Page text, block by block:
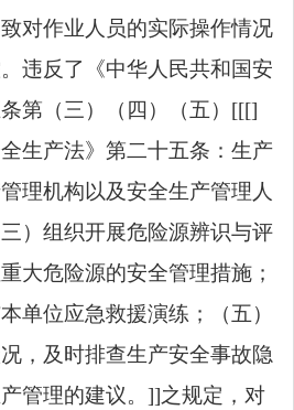
对作业人员的实际操作情况
违反了《中华人民共和国安
第（三）（四）（五）[[[]
生产法》第二十五条：生产
理机构以及安全生产管理人
）组织开展危险源辨识与评
大危险源的安全管理措施；
单位应急救援演练；（五）
，及时排查生产安全事故隐
管理的建议。]]之规定，对